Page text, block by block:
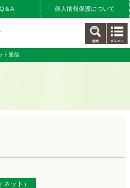
＆A 個人情報保護について
ト通信
ット）